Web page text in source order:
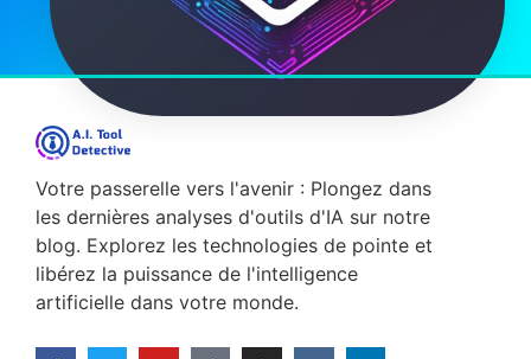
Votre passerelle vers l'avenir : Plongez dans
les dernières analyses d'outils d'IA sur notre
blog. Explorez les technologies de pointe et
libérez la puissance de l'intelligence
artificielle dans votre monde.